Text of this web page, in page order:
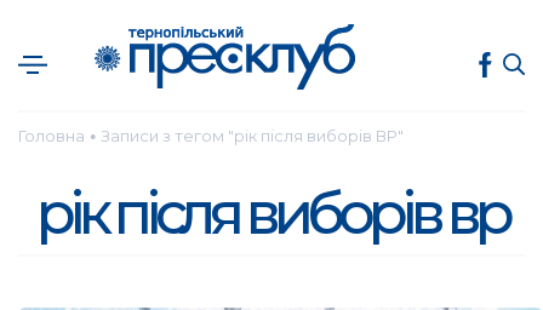
Головна ● Записи з тегом "рік після виборів ВР"
рік після виборів вр